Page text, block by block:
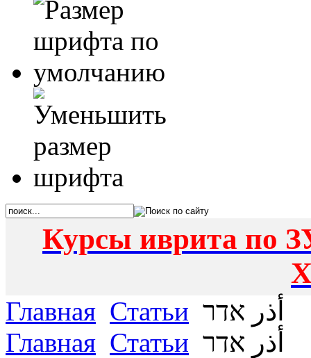
Курсы иврита по
Главная Статьи أذر אדר
Главная Статьи أذر אדר